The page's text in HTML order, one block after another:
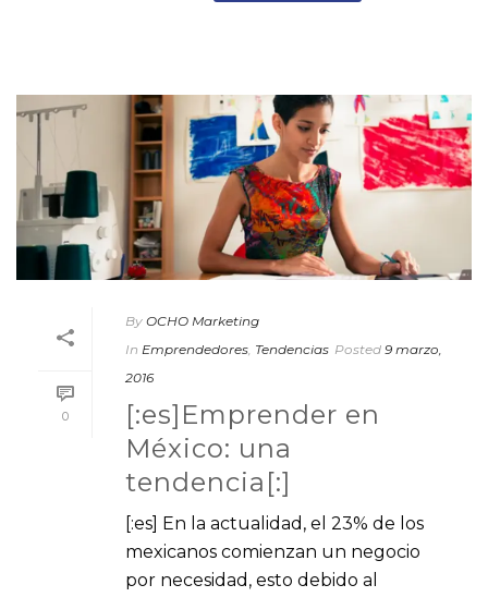
0
By OCHO Marketing
In Emprendedores, Tendencias Posted 9 marzo,
2016
[:es]Emprender en
México: una
tendencia[:]
[:es] En la actualidad, el 23% de los
mexicanos comienzan un negocio
por necesidad, esto debido al